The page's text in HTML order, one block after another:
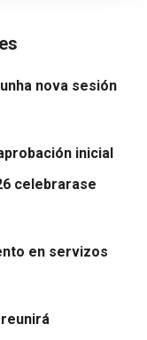
nova sesión
inicial
celebrarase
en servizos